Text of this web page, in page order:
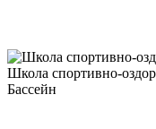
Школа спортивно-
Бассейн